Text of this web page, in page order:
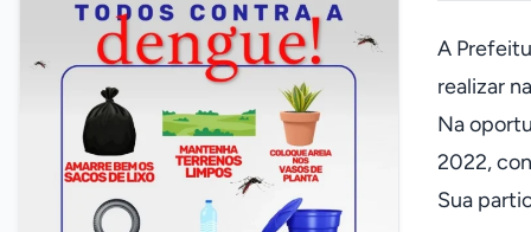
A
realizar
Na
2022,
Sua